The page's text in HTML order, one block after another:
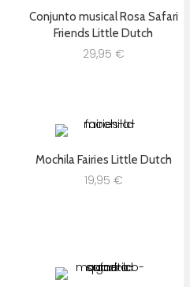
Conjunto musical Rosa Safari
Friends Little Dutch
29,95 €
Mochila Fairies Little Dutch
19,95 €